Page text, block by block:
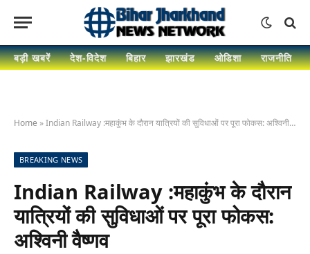
बड़ी खबरें देश-विदेश बिहार झारखंड ओडिशा राजनीति
Home »Indian Railway :महाकुंभ के दौरान यात्रियों की सुविधाओं पर पूरा फोकस: अश्विनी वैष्णव
BREAKING NEWS
Indian Railway :महाकुंभ के दौरान
यात्रियों की सुविधाओं पर पूरा फोकस:
अश्विनी वैष्णव